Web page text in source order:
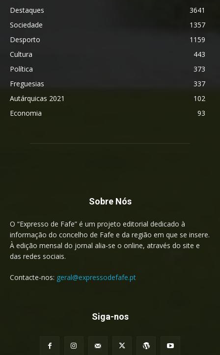
Destaques
3641
Sociedade
1357
Desporto
1159
Cultura
443
Política
373
Freguesias
337
Autárquicas 2021
102
Economia
93
Sobre Nós
O “Expresso de Fafe” é um projeto editorial dedicado à
informação do concelho de Fafe e da região em que se insere.
À edição mensal do jornal alia-se o online, através do site e
das redes sociais.
Contacte-nos: geral@expressodefafe.pt
Siga-nos